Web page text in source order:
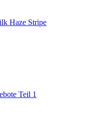
Haze Stripe
Teil 1